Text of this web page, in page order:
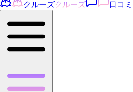
クルーズクルーズ 口コミ